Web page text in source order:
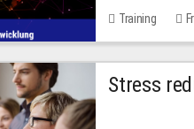
Training
Stress